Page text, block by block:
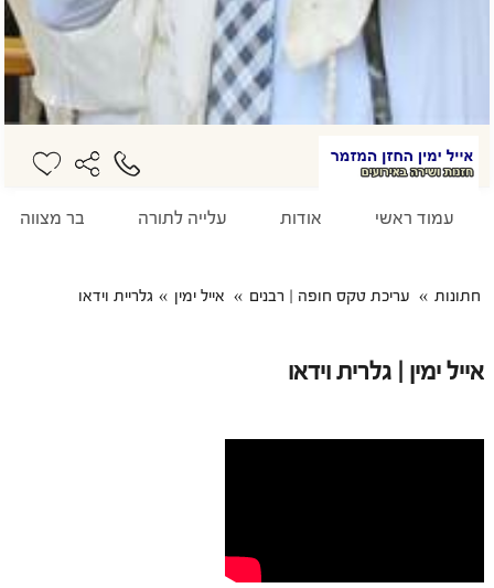
עמוד ראשי אודות עלייה לתורה בר מצווה
חתונות עריכת טקס חופה | רבנים אייל ימין גלריית וידאו
אייל ימין | גלרית וידאו